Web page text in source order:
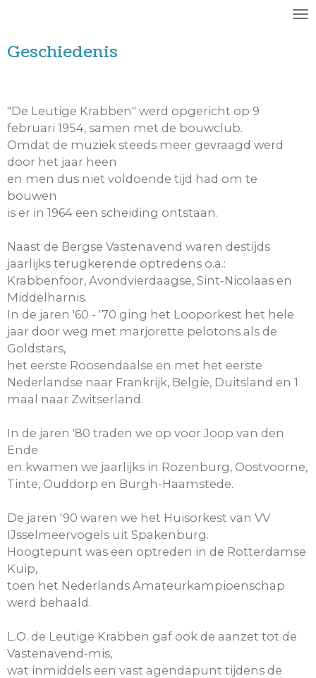
naar
Geschiedenis
"De Leutige Krabben" werd opgericht op 9
februari 1954, samen met de bouwclub.
Omdat de muziek steeds meer gevraagd werd
door het jaar heen
en men dus niet voldoende tijd had om te
bouwen
is er in 1964 een scheiding ontstaan.
Naast de Bergse Vastenavend waren destijds
jaarlijks terugkerende optredens o.a.:
Krabbenfoor, Avondvierdaagse, Sint-Nicolaas en
Middelharnis.
In de jaren '60 - '70 ging het Looporkest het hele
jaar door weg met marjorette pelotons als de
Goldstars,
het eerste Roosendaalse en met het eerste
Nederlandse naar Frankrijk, België, Duitsland en 1
maal naar Zwitserland.
In de jaren '80 traden we op voor Joop van den
Ende
en kwamen we jaarlijks in Rozenburg, Oostvoorne,
Tinte, Ouddorp en Burgh-Haamstede.
De jaren '90 waren we het Huisorkest van VV
IJsselmeervogels uit Spakenburg.
Hoogtepunt was een optreden in de Rotterdamse
Kuip,
toen het Nederlands Amateurkampioenschap
werd behaald.
L.O. de Leutige Krabben gaf ook de aanzet tot de
Vastenavend-mis,
wat inmiddels een vast agendapunt tijdens de